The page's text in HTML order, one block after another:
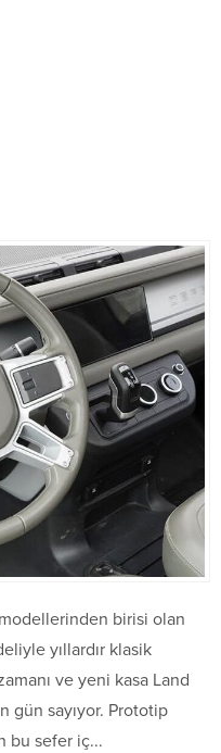
birisi olan
yıllardır klasik
ve yeni kasa Land
gün sayıyor. Prototip
bu sefer iç...